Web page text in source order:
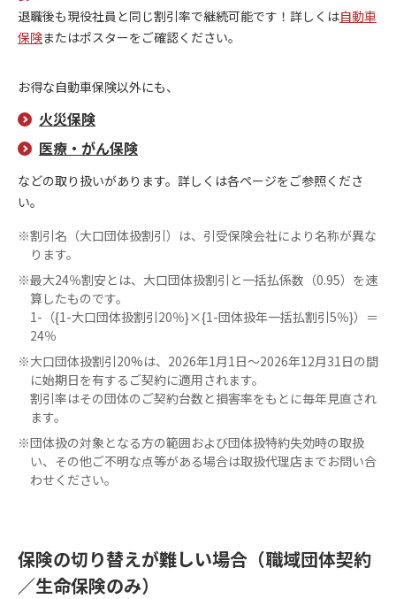
退職後も現役社員と同じ割引率で継続可能です！詳しくは自動車
保険またはポスターをご確認ください。
お得な自動車保険以外にも、
火災保険
医療・がん保険
などの取り扱いがあります。詳しくは各ページをご参照くださ
い。
※割引名（大口団体扱割引）は、引受保険会社により名称が異な
ります。
※最大24％割安とは、大口団体扱割引と一括払係数（0.95）を速
算したものです。
1-（{1-大口団体扱割引20％}×{1-団体扱年一括払割引5％}）＝
24％
※大口団体扱割引20%は、2026年1月1日～2026年12月31日の間
に始期日を有するご契約に適用されます。
割引率はその団体のご契約台数と損害率をもとに毎年見直され
ます。
※団体扱の対象となる方の範囲および団体扱特約失効時の取扱
い、その他ご不明な点等がある場合は取扱代理店までお問い合
わせください。
保険の切り替えが難しい場合（職域団体契約
／生命保険のみ）